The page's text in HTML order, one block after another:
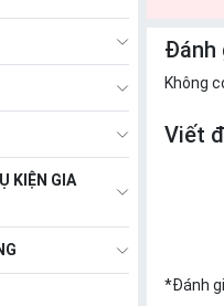
KIỆN GIA
Đánh
Không
Viết
*Đánh